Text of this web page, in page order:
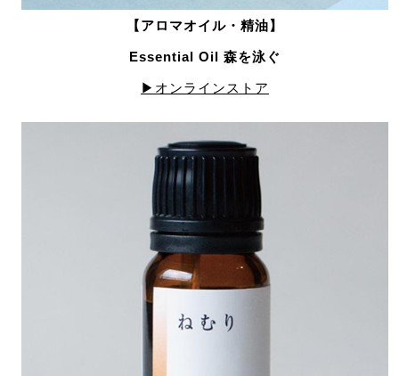
【アロマオイル・精油】
Essential Oil 森を泳ぐ
▶オンラインストア